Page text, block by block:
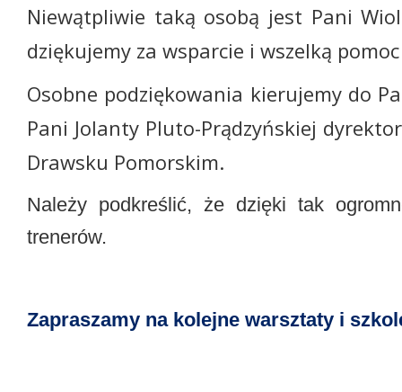
Niewątpliwie taką osobą jest Pani
dziękujemy za wsparcie i wszelką
Osobne podziękowania kierujemy do
Pani Jolanty Pluto-Prądzyńskiej
Drawsku Pomorskim.
Należy podkreślić, że dzięki tak
trenerów.
Zapraszamy na kolejne warsztaty i